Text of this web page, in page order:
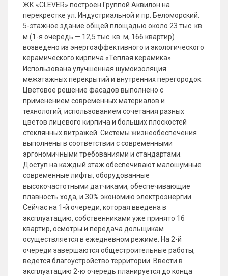
ЖК «CLEVER» построен Группой Аквилон на
перекрестке ул. Индустриальной и пр. Беломорский.
5-этажное здание общей площадью около 23 тыс. кв.
м (1-я очередь — 12,5 тыс. кв. м, 166 квартир)
возведено из энергоэффективного и экологического
керамического кирпича «Теплая керамика».
Использована улучшенная шумоизоляция
межэтажных перекрытий и внутренних перегородок.
Цветовое решение фасадов выполнено с
применением современных материалов и
технологий, использованием сочетания разных
цветов лицевого кирпича и больших плоскостей
стеклянных витражей. Системы жизнеобеспечения
выполнены в соответствии с современными
эргономичными требованиями и стандартами.
Доступ на каждый этаж обеспечивают малошумные
современные лифты, оборудованные
высокочастотными датчиками, обеспечивающие
плавность хода, и 30% экономию электроэнергии.
Сейчас на 1-й очереди, которая введена в
эксплуатацию, собственниками уже принято 16
квартир, осмотры и передача дольщикам
осуществляется в ежедневном режиме. На 2-й
очереди завершаются общестроительные работы,
ведется благоустройство территории. Ввести в
эксплуатацию 2-ю очередь планируется до конца